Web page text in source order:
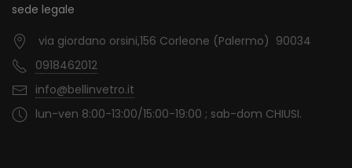
sede legale
via giordano orsini,156 Corleone (Palermo) 90034
0918462012
info@bellinvetro.it
lun-ven 8:00-13:00/15:00-19:00 ; sab-dom CHIUSI.